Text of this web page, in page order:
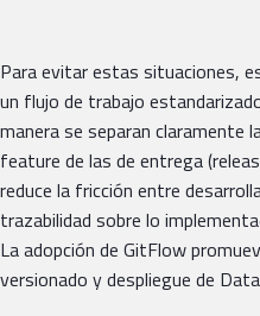
Para evitar estas situaciones,
un flujo de trabajo
manera se separan claramente
feature de las de entrega
reduce la fricción entre
trazabilidad sobre lo
La adopción de GitFlow
versionado y despliegue de